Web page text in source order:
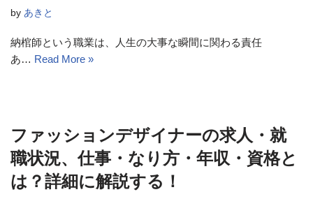
by あきと
納棺師という職業は、人生の大事な瞬間に関わる責任
あ… Read More »
ファッションデザイナーの求人・就
職状況、仕事・なり方・年収・資格と
は？詳細に解説する！